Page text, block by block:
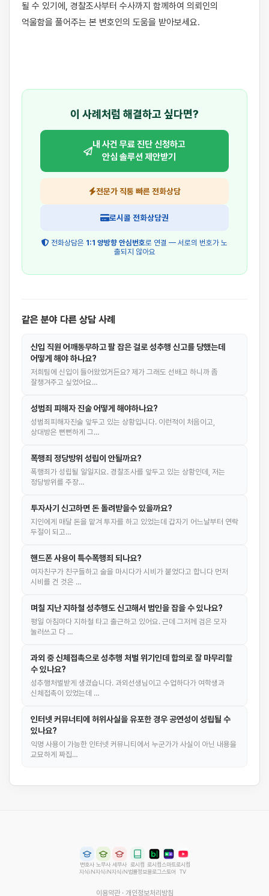
될 수 있기에, 경찰조사부터 수사까지 함께하여 의뢰인의
억울함을 풀어주는 본 변호인의 도움을 받아보세요.
이 사례처럼 해결하고 싶다면?
내 사건 무료 진단 신청하고
안심 솔루션 제안받기
전문가 직통 빠른 전화상담
로시콜 전화상담권
전화상담은 1:1 양방향 안심번호로 연결 — 서로의 번호가 노
출되지 않아요
같은 분야 다른 상담 사례
신입 직원 어깨동무하고 팔 잡은 걸로 성추행 신고를 당했는데
어떻게 해야 하나요?
저희팀에 신입이 들어왔었거든요? 제가 그래도 선배고 하니까 좀
잘챙겨주고 싶었어요…
성범죄 피해자 진술 어떻게 해야하나요?
성범죄피해자진술 앞두고 있는 상황입니다. 이런적이 처음이고,
상대방은 뻔뻔하게 그…
폭행죄 정당방위 성립이 안될까요?
폭행죄가 성립될 일일지요. 경찰조사를 앞두고 있는 상황인데, 저는
정당방위를 주장…
투자사기 신고하면 돈 돌려받을수 있을까요?
지인에게 매달 돈을 맡겨 투자를 하고 있었는데 갑자기 어느날부터 연락
두절이 되고…
핸드폰 사용이 특수폭행죄 되나요?
여자친구가 친구들하고 술을 마시다가 시비가 붙었다고 합니다 먼저
시비를 건 것은 …
며칠 지난 지하철 성추행도 신고해서 범인을 잡을 수 있나요?
평일 아침마다 지하철 타고 출근하고 있어요. 근데 그저께 검은 모자
눌러쓰고 다 …
과외 중 신체접촉으로 성추행 처벌 위기인데 합의로 잘 마무리할
수 있나요?
성추행처벌받게 생겼습니다. 과외선생님이고 수업하다가 여학생과
신체접촉이 있었는데 …
인터넷 커뮤너티에 허위사실을 유포한 경우 공연성이 성립될 수
있나요?
익명 사용이 가능한 인터넷 커뮤니티에서 누군가가 사실이 아닌 내용을
교묘하게 짜집…
변호사
지식iN
노무사
지식iN
세무사
지식iN
로시컴
법률정보
로시컴
블로그
스마트
스토어
로시컴
TV
이용약관· 개인정보처리방침